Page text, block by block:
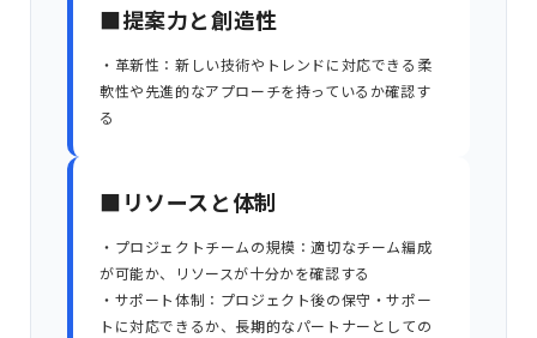
■提案力と創造性
・革新性：新しい技術やトレンドに対応できる柔
軟性や先進的なアプローチを持っているか確認す
る
■リソースと体制
・プロジェクトチームの規模：適切なチーム編成
が可能か、リソースが十分かを確認する
・サポート体制：プロジェクト後の保守・サポー
トに対応できるか、長期的なパートナーとしての